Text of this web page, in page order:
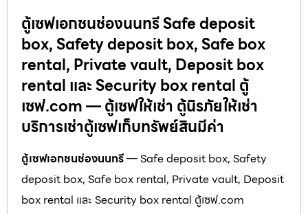
ตู้เซฟเอกชนช่องนนทรี Safe deposit
box, Safety deposit box, Safe box
rental, Private vault, Deposit box
rental และ Security box rental ตู้
เซฟ.com — ตู้เซฟให้เช่า ตู้นิรภัยให้เช่า
บริการเช่าตู้เซฟเก็บทรัพย์สินมีค่า
ตู้เซฟเอกชนช่องนนทรี— Safe deposit box, Safety
deposit box, Safe box rental, Private vault, Deposit
box rental และ Security box rental ตู้เซฟ.com